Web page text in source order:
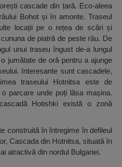
cascade din țară. Eco-aleea
Bohot și în amonte. Traseul
locații pe o rețea de scări și
de piatră de peste râu. De
unui traseu îngust de-a lungul
jumătate de oră pentru a ajunge
Interesante sunt cascadele,
traseului Hotnitsa este de
parcare unde poți lăsa mașina.
Hotishki există o zonă
construită în întregime în defileul
Cascada din Hotnitsa, situată în
atractivă din nordul Bulgariei.